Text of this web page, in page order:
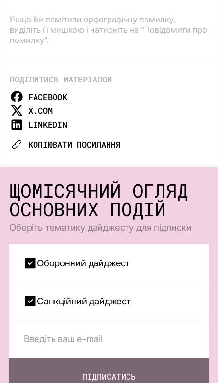
Якщо Ви помітили орфографічну помилку,
виділіть її мишкою і натисніть на “Повідомити про
помилку”.
ПОДІЛИТИСЯ МАТЕРІАЛОМ
FACEBOOK
X.COM
LINKEDIN
КОПІЮВАТИ ПОСИЛАННЯ
ЩОМІСЯЧНИЙ ОГЛЯД
ОСНОВНИХ ПОДІЙ
Оберіть тематику дайджесту для підписки
Оборонний дайджест
Санкційний дайджест
ПІДПИСАТИСЬ